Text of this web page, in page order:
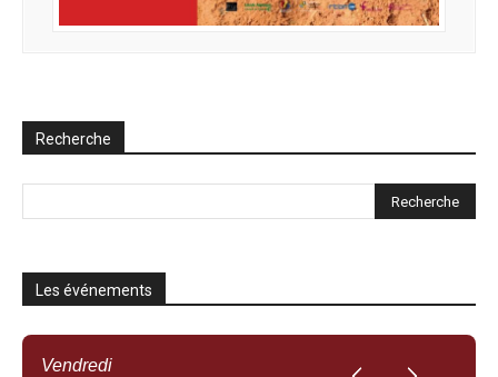
Recherche
Les événements
Vendredi